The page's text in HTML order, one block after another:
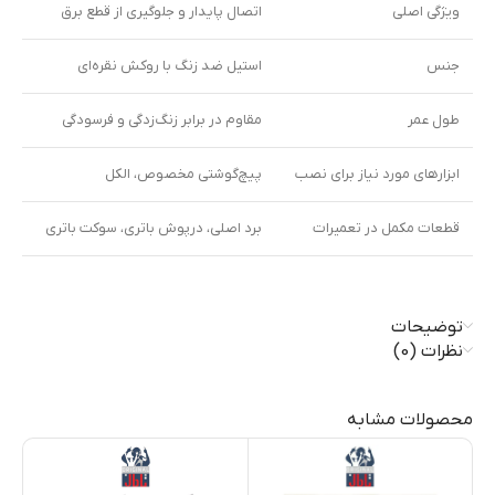
ویژگی اصلی اتصال پایدار و جلوگیری از قطع برق
جنس استیل ضد زنگ با روکش نقره‌ای
طول عمر مقاوم در برابر زنگ‌زدگی و فرسودگی
ابزارهای مورد نیاز برای نصب پیچ‌گوشتی مخصوص، الکل
قطعات مکمل در تعمیرات برد اصلی، درپوش باتری، سوکت باتری
توضیحات
نظرات (0)
محصولات مشابه